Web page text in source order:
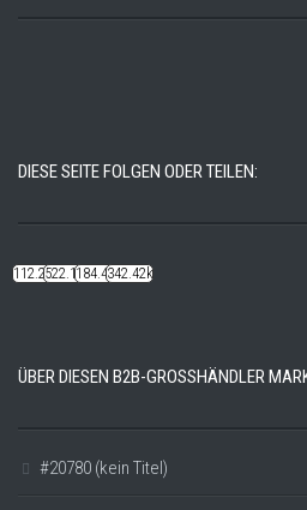
DIESE SEITE FOLGEN ODER TEILEN:
112.22k522.14k184.48k342.42k
ÜBER DIESEN B2B-GROSSHÄNDLER
#20780 (kein Titel)